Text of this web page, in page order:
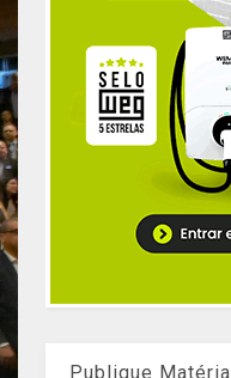
Publique Matéria